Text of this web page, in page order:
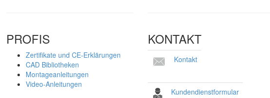
PROFIS
Zertifikate und CE-Erklärungen
CAD Bibliotheken
Montageanleitungen
Video-Anleitungen
KONTAKT
Kontakt
Kundendienstformular